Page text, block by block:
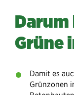
Darum
Grüne
Damit es
Grünzonen